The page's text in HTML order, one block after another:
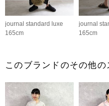
journal standard luxe
165cm
journal
165cm
このブランドのその他